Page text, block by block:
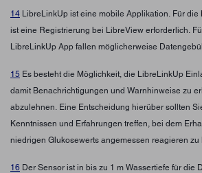
14 LibreLinkUp ist eine mobile Applikation. Für
ist eine Registrierung bei LibreView erforderlich.
LibreLinkUp App fallen möglicherweise
15 Es besteht die Möglichkeit, die LibreLinkUp
damit Benachrichtigungen und Warnhinweise zu
abzulehnen. Eine Entscheidung hierüber sollten
Kenntnissen und Erfahrungen treffen, bei dem
niedrigen Glukosewerts angemessen reagieren zu
16 Der Sensor ist in bis zu 1 m Wassertiefe für die